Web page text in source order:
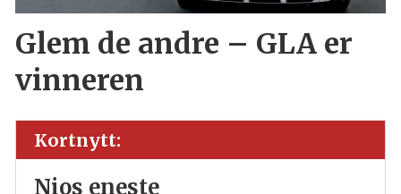
Glem de andre – GLA er
vinneren
Kortnytt:
Nios eneste